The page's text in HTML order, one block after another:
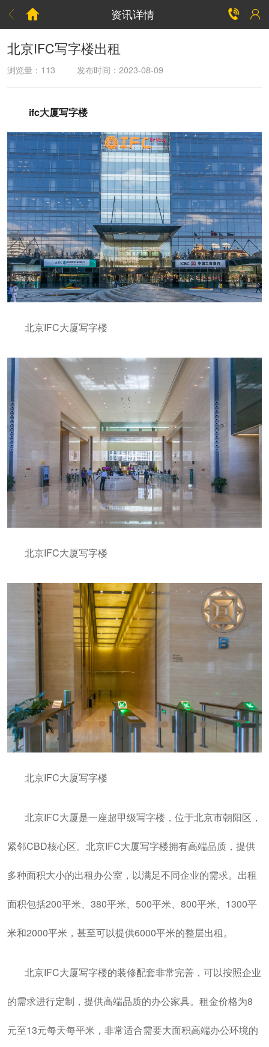
  资讯详情 
北京IFC写字楼出租
浏览量： 113 发布时间：2023-08-09
ifc大厦写字楼
北京IFC大厦写字楼
北京IFC大厦写字楼
北京IFC大厦写字楼
北京IFC大厦是一座超甲级写字楼，位于北京市朝阳区，
紧邻CBD核心区。北京IFC大厦写字楼拥有高端品质，提供
多种面积大小的出租办公室，以满足不同企业的需求。出租
面积包括200平米、380平米、500平米、800平米、1300平
米和2000平米，甚至可以提供6000平米的整层出租。
北京IFC大厦写字楼的装修配套非常完善，可以按照企业
的需求进行定制，提供高端品质的办公家具。租金价格为8
元至13元每天每平米，非常适合需要大面积高端办公环境的